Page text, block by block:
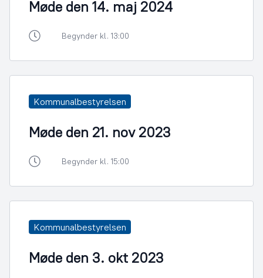
Møde den 14. maj 2024
Begynder kl. 13:00
Kommunalbestyrelsen
Møde den 21. nov 2023
Begynder kl. 15:00
Kommunalbestyrelsen
Møde den 3. okt 2023